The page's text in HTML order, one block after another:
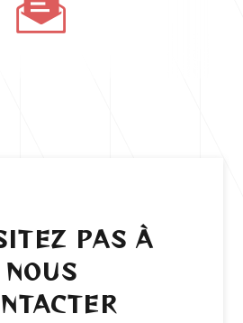
PAS À
NOUS